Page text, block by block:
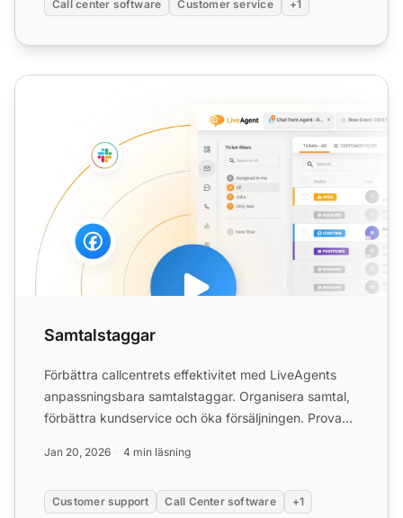
Call center software Customer service +1
Samtalstaggar
Samtalstaggar
Förbättra callcentrets effektivitet med LiveAgents
anpassningsbara samtalstaggar. Organisera samtal,
förbättra kundservice och öka försäljningen. Prova
Jan 20, 2026 4 min läsning
Customer support Call Center software +1